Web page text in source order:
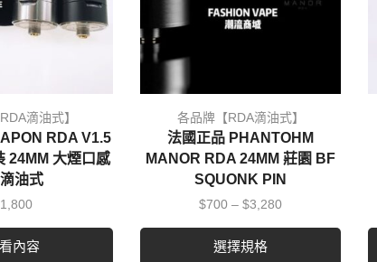
滴油式】
RDA V1.5
24MM 大煙口感
油式
1,800
內容
各品牌【RDA滴油式】
法國正品 PHANTOHM
MANOR RDA 24MM 莊園 BF
SQUONK PIN
$700 – $3,280
選擇規格